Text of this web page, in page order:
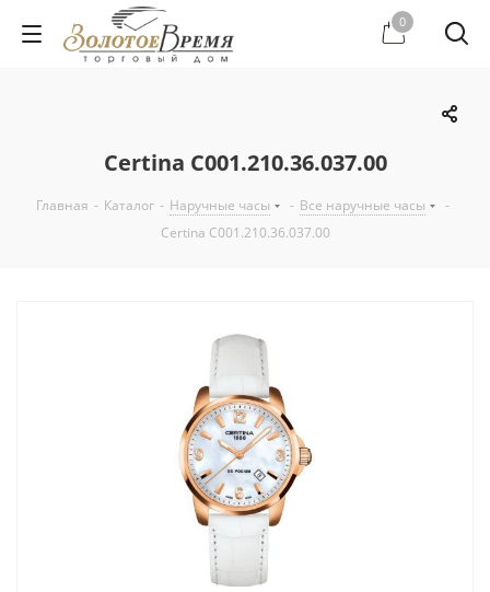
0
Certina C001.210.36.037.00
Главная - Каталог - Наручные часы - Все наручные часы
-
Certina C001.210.36.037.00